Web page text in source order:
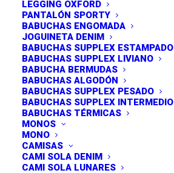
LEGGING OXFORD
PANTALÓN SPORTY
BABUCHAS ENGOMADA
JOGUINETA DENIM
BABUCHAS SUPPLEX ESTAMPADO
BABUCHAS SUPPLEX LIVIANO
BABUCHA BERMUDAS
BABUCHAS ALGODÓN
BABUCHAS SUPPLEX PESADO
BABUCHAS SUPPLEX INTERMEDIO
BABUCHAS TÉRMICAS
MONOS
MONO
CAMISAS
CAMI SOLA DENIM
CAMI SOLA LUNARES